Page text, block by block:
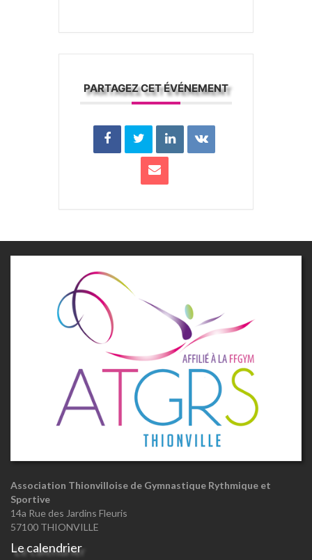
PARTAGEZ CET ÉVÉNEMENT
Association Thionvilloise de Gymnastique Rythmique et
Sportive
14a Rue des Jardins Fleuris
57100 THIONVILLE
Le calendrier